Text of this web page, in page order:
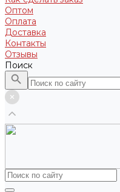
Оптом
Оплата
Доставка
Контакты
Отзывы
Поиск